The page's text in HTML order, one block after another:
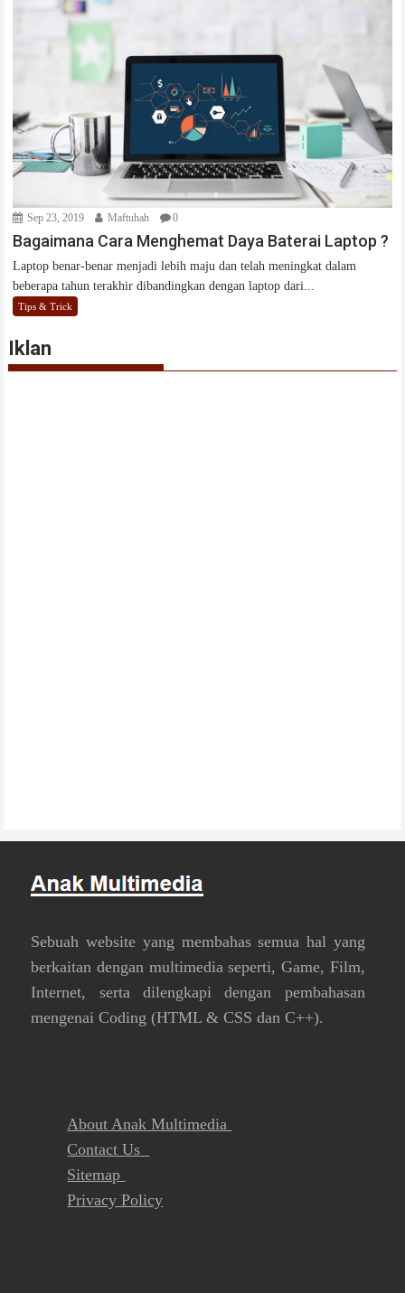
Sep 23, 2019 Maftuhah 0
Bagaimana Cara Menghemat Daya Baterai Laptop ?
Laptop benar-benar menjadi lebih maju dan telah meningkat dalam
beberapa tahun terakhir dibandingkan dengan laptop dari...
Tips & Trick
Iklan
Sebuah website yang membahas semua hal yang
berkaitan dengan multimedia seperti, Game, Film,
Internet, serta dilengkapi dengan pembahasan
mengenai Coding (HTML & CSS dan C++).
About Anak Multimedia
Contact Us
Sitemap
Privacy Policy